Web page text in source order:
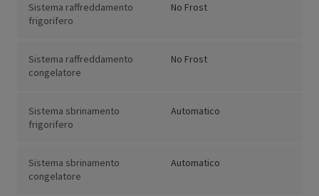
Sistema raffreddamento
frigorifero
No Frost
Sistema raffreddamento
congelatore
No Frost
Sistema sbrinamento
frigorifero
Automatico
Sistema sbrinamento
congelatore
Automatico